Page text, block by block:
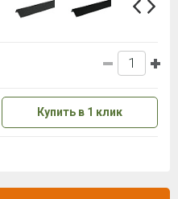
Купить в 1 клик